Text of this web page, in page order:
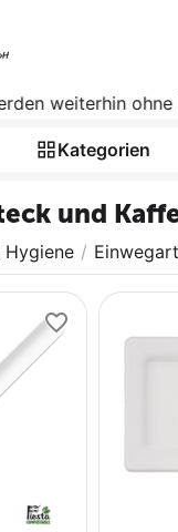
ohne
Kategorien
und
Hygiene /